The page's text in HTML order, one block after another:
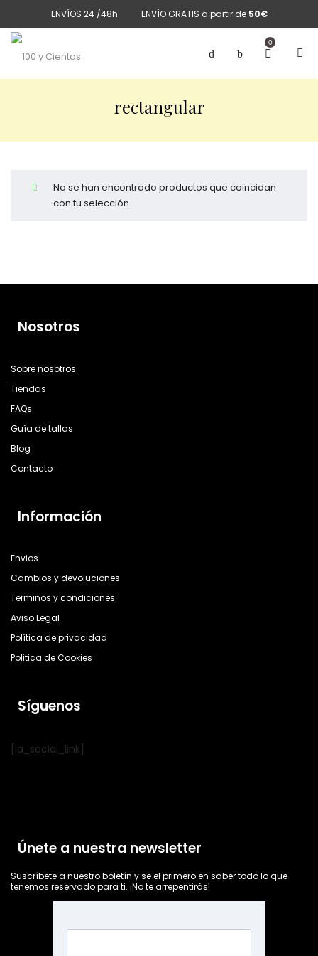
ENVÍOS 24 /48h ENVÍO GRATIS a partir de 50€
0
rectangular
No se han encontrado productos que coincidan
con tu selección.
Nosotros
Sobre nosotros
Tiendas
FAQs
Guía de tallas
Blog
Contacto
Información
Envios
Cambios y devoluciones
Terminos y condiciones
Aviso Legal
Política de privacidad
Politica de Cookies
Síguenos
[la_social_link]
Únete a nuestra newsletter
Suscríbete a nuestro boletín y se el primero en saber todo lo que
tenemos reservado para ti. ¡No te arrepentirás!